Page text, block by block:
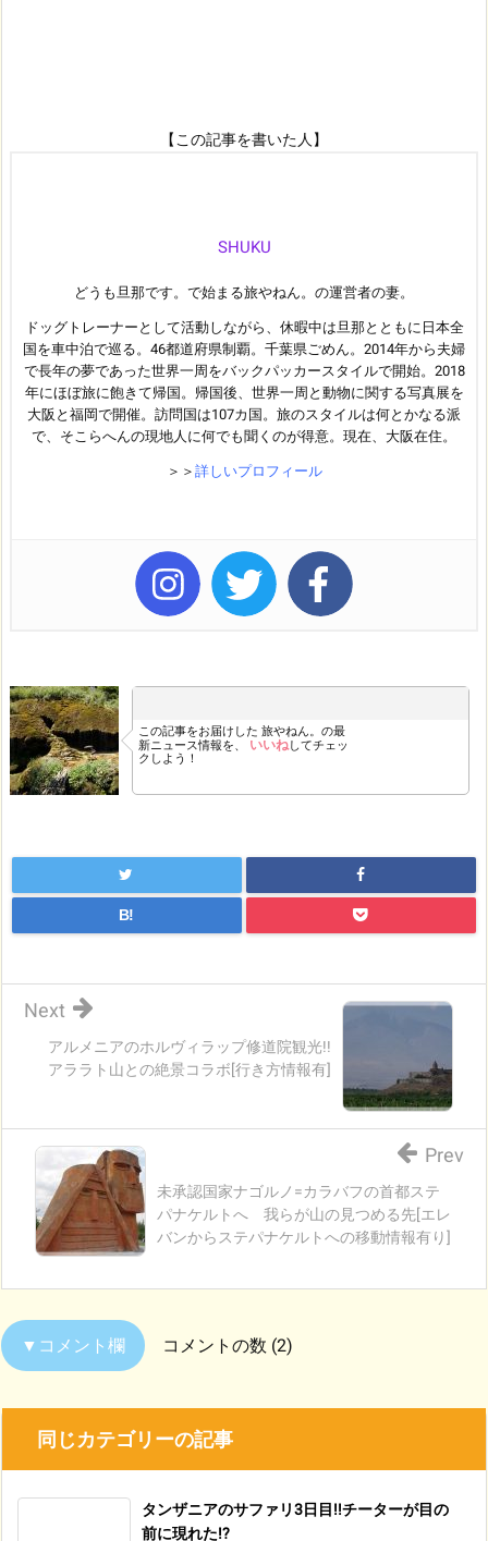
【この記事を書いた人】
SHUKU
どうも旦那です。で始まる旅やねん。の運営者の妻。
ドッグトレーナーとして活動しながら、休暇中は旦那とともに日本全
国を車中泊で巡る。46都道府県制覇。千葉県ごめん。2014年から夫婦
で長年の夢であった世界一周をバックパッカースタイルで開始。2018
年にほぼ旅に飽きて帰国。帰国後、世界一周と動物に関する写真展を
大阪と福岡で開催。訪問国は107カ国。旅のスタイルは何とかなる派
で、そこらへんの現地人に何でも聞くのが得意。現在、大阪在住。
＞＞ 詳しいプロフィール
この記事をお届けした 旅やねん。の最
新ニュース情報を、
いいねしてチェッ
クしよう！
B!
アルメニアのホルヴィラップ修道院観光!!
アララト山との絶景コラボ[行き方情報有]
Next
未承認国家ナゴルノ=カラバフの首都ステ
パナケルトへ 我らが山の見つめる先[エレ
バンからステパナケルトへの移動情報有り]
Prev
コメントの数 (2)
同じカテゴリーの記事
タンザニアのサファリ3日目!!チーターが目の
前に現れた!?